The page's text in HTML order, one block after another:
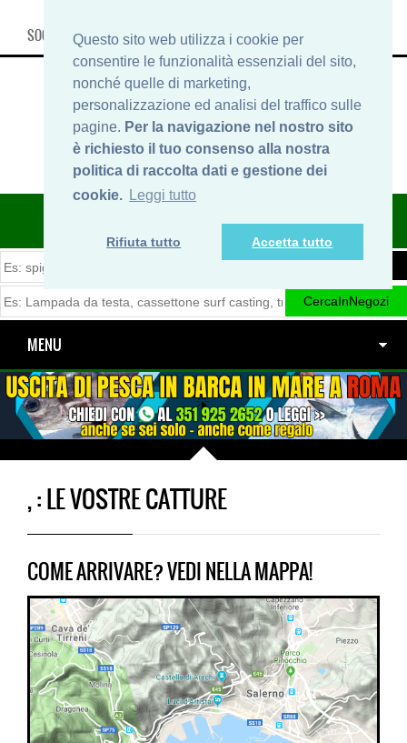
Questo sito web utilizza i cookie per
consentire le funzionalità essenziali del sito,
nonché quelle di marketing,
personalizzazione ed analisi del traffico sulle
pagine. Per la navigazione nel nostro sito
è richiesto il tuo consenso alla nostra
politica di raccolta dati e gestione dei
cookie. Leggi tutto
Rifiuta tutto Accetta tutto
SOCIAL, INFO & SHOP
ITINERARIDIPESCA.IT
MENU
, : LE VOSTRE CATTURE
COME ARRIVARE? VEDI NELLA MAPPA!